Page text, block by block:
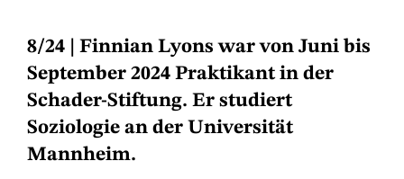
8/24 | Finnian Lyons war von Juni bis
September 2024 Praktikant in der
Schader-Stiftung. Er studiert
Soziologie an der Universität
Mannheim.